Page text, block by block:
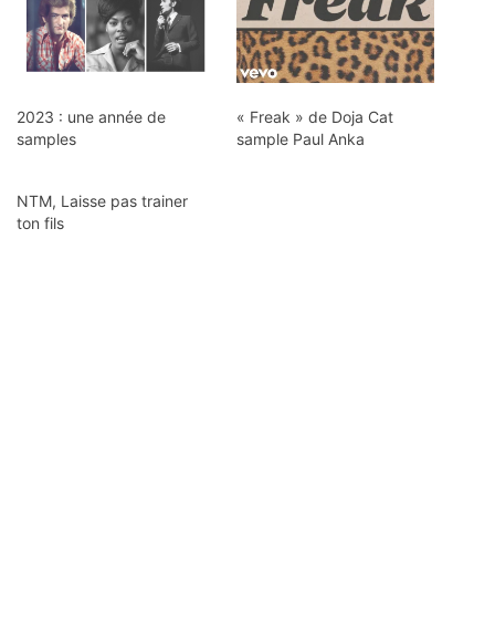
2023 : une année de
samples
« Freak » de Doja Cat
sample Paul Anka
NTM, Laisse pas trainer
ton fils